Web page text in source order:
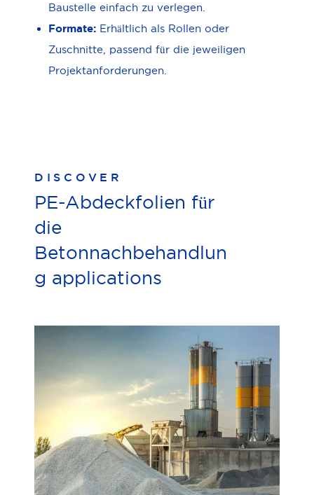
Baustelle einfach zu verlegen.
Formate: Erhältlich als Rollen oder
Zuschnitte, passend für die jeweiligen
Projektanforderungen.
DISCOVER
PE-Abdeckfolien für
die
Betonnachbehandlun
g applications